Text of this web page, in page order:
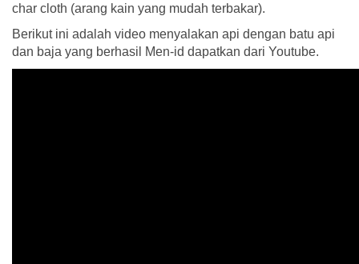
char cloth (arang kain yang mudah terbakar).
Berikut ini adalah video menyalakan api dengan batu api
dan baja yang berhasil Men-id dapatkan dari Youtube.